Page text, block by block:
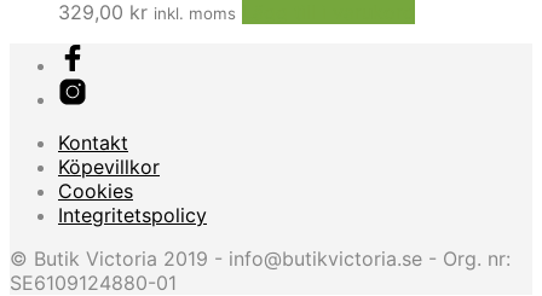
329,00 kr inkl. moms
Kontakt
Köpevillkor
Cookies
Integritetspolicy
© Butik Victoria 2019 - info@butikvictoria.se - Org. nr:
SE6109124880-01